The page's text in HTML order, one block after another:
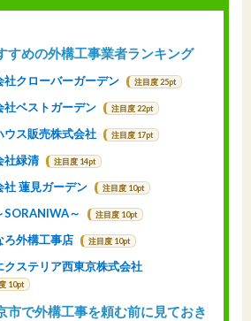
すめの外構工事業者ランキング
社クローバーガーデン 注目度 25pt
社ベストガーデン 注目度 22pt
ウス販売株式会社 注目度 17pt
社緑清 注目度 14pt
社 蓮見ガーデン 注目度 10pt
SORANIWA～ 注目度 10pt
ろ外構工事店 注目度 10pt
クステリア西東京株式会社
10pt
市で外構工事を頼む前に見ておき